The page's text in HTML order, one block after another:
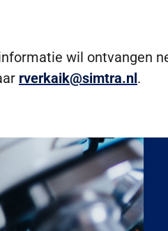
wil ontvangen
rverkaik@simtra.nl.